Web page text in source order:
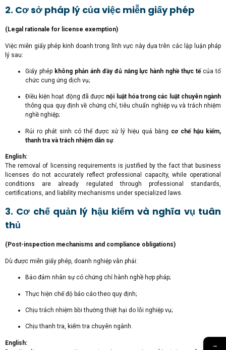
2. Cơ sở pháp lý của việc miễn giấy phép
(Legal rationale for license exemption)
Việc miễn giấy phép kinh doanh trong lĩnh vực này dựa trên các lập luận pháp
lý sau:
Giấy phép không phản ánh đầy đủ năng lực hành nghề thực tếcủa tổ
chức cung ứng dịch vụ;
Điều kiện hoạt động đã được nội luật hóa trong các luật chuyên ngành
thông qua quy định về chứng chỉ, tiêu chuẩn nghiệp vụ và trách nhiệm
nghề nghiệp;
Rủi ro phát sinh có thể được xử lý hiệu quả bằng cơ chế hậu kiểm,
thanh tra và trách nhiệm dân sự.
English:
The removal of licensing requirements is justified by the fact that business
licenses do not accurately reflect professional capacity, while operational
conditions are already regulated through professional standards,
certifications, and liability mechanisms under specialized laws.
3. Cơ chế quản lý hậu kiểm và nghĩa vụ tuân
thủ
(Post-inspection mechanisms and compliance obligations)
Dù được miễn giấy phép, doanh nghiệp vẫn phải:
Bảo đảm nhân sự có chứng chỉ hành nghề hợp pháp;
Thực hiện chế độ báo cáo theo quy định;
Chịu trách nhiệm bồi thường thiệt hại do lỗi nghiệp vụ;
Chịu thanh tra, kiểm tra chuyên ngành.
English:
→